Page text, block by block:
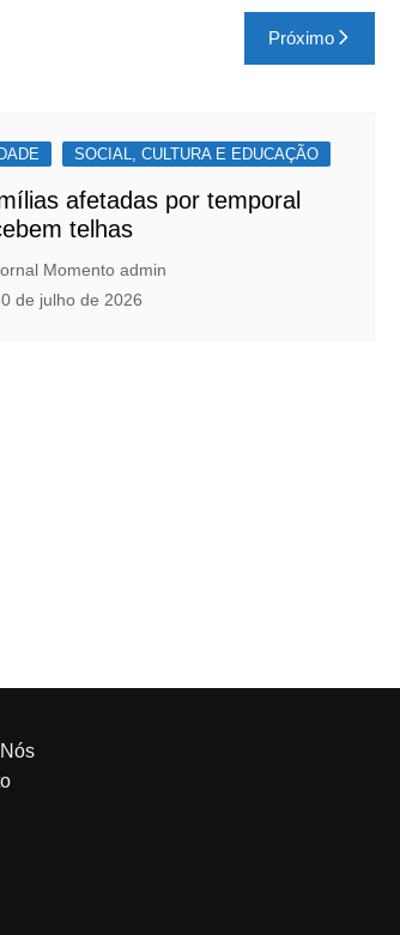
Próximo
SOCIAL, CULTURA E EDUCAÇÃO
afetadas por temporal
telhas
Momento admin
de julho de 2026